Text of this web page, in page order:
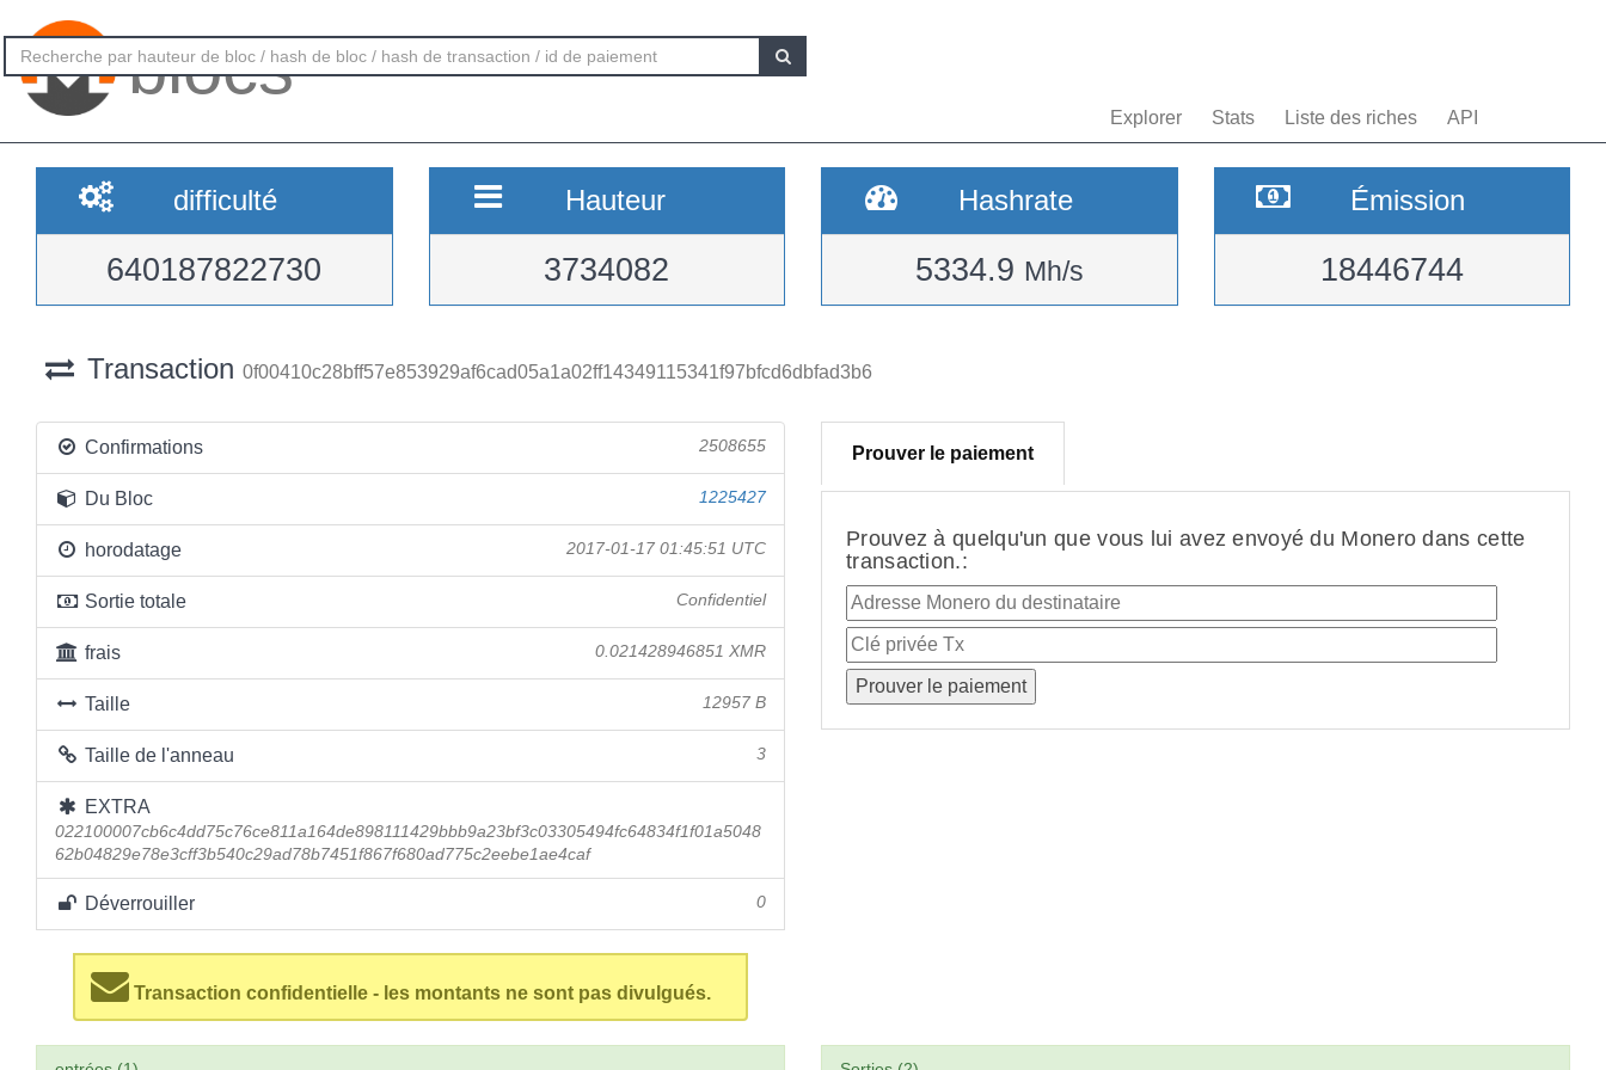
blocs
Explorer Stats Liste des riches API
difficulté
640187822730
Hauteur
3734082
Hashrate
5334.9 Mh/s
Émission
18446744
Transaction 0f00410c28bff57e853929af6cad05a1a02ff14349115341f97bfcd6dbfad3b6
Confirmations 2508655
Du Bloc 1225427
horodatage 2017-01-17 01:45:51 UTC
Sortie totale Confidentiel
frais 0.021428946851 XMR
Taille 12957 B
Taille de l'anneau 3
EXTRA
022100007cb6c4dd75c76ce811a164de898111429bbb9a23bf3c03305494fc64834f1f01a5048
62b04829e78e3cff3b540c29ad78b7451f867f680ad775c2eebe1ae4caf
Déverrouiller 0
Transaction confidentielle - les montants ne sont pas divulgués.
Prouver le paiement
Prouvez à quelqu'un que vous lui avez envoyé du Monero dans cette
transaction.: